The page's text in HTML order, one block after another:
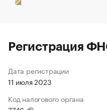
Регистрация
Дата регистрации
11 июля 2023
Код налогового органа